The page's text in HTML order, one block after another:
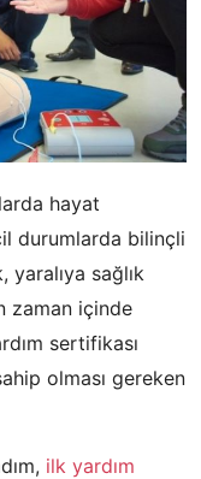
hayat
durumlarda bilinçli
sağlık
zaman içinde
sertifikası
olması gereken
ilk yardım